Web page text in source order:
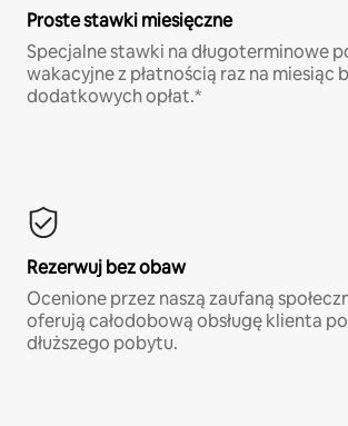
Proste stawki miesięczne
Specjalne stawki na długoterminowe
wakacyjne z płatnością raz na miesiąc
dodatkowych opłat.*
Rezerwuj bez obaw
Ocenione przez naszą zaufaną
oferują całodobową obsługę klienta
dłuższego pobytu.